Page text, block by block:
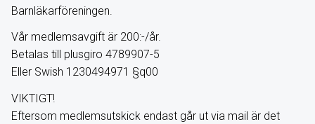
Barnläkarföreningen.
Vår medlemsavgift är 200:-/år.
Betalas till plusgiro 4789907-5
Eller Swish 1230494971 §q00
VIKTIGT!
Eftersom medlemsutskick endast går ut via mail är det